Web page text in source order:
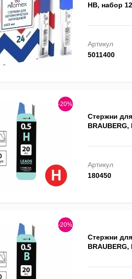
HB, набор
Артикул
5011400
-20%
Стержни
Артикул
180450
-20%
Стержни